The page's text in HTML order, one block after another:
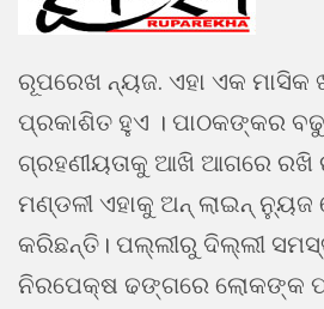
ରୂପରେଖ ନ୍ୟଜ. ଏହା ଏକ ମାସିକ
ପ୍ରକାଶିତ ହୁଏ । ପାଠକଙ୍କର
ଗ୍ରହଣୀୟତାକୁ ଆଖି ଆଗରେ ରଖି
ମଣ୍ଡଳୀ ଏହାକୁ ଅନ୍ ଲାଇନ୍ ନ୍ୟୁଜ
କରିଛନ୍ତି। ପଲ୍ଲୀରୁ ଦିଲ୍ଲୀ
ନିରପେକ୍ଷ ଢଙ୍ଗରେ ଲୋକଙ୍କ